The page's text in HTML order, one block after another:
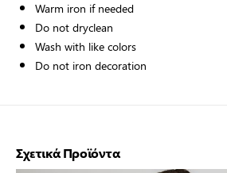
Warm iron if needed
Do not dryclean
Wash with like colors
Do not iron decoration
Σχετικά Προϊόντα